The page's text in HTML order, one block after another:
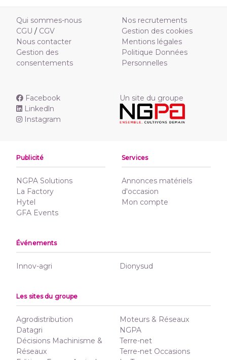
Qui sommes-nous
CGU / CGV
Nous contacter
Gestion des
consentements
Nos recrutements
Gestion des cookies
Mentions légales
Politique Données
Personnelles
Facebook
Linkedln
Instagram
Un site du groupe
Publicité
NGPA Solutions
La Factory
Hytel
GFA Events
Services
Annonces matériels
d'occasion
Mon compte
Événements
Innov-agri Dionysud
Les sites du groupe
Agrodistribution
Datagri
Décisions Machinisme &
Réseaux
Moteurs & Réseaux
NGPA
Terre-net
Terre-net Occasions